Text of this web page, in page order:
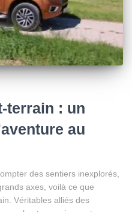
terrain : un
au
des sentiers inexplorés,
axes, voilà ce que
Véritables alliés des